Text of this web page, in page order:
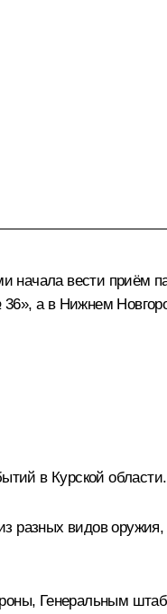
начала вести приём
а в Нижнем
в Курской области.
разных видов оружия,
Генеральным